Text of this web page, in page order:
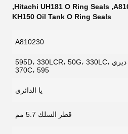
,
Hitachi UH181 O Ring Seals
,
KH150 Oil Tank O Ring Seals
A810230
أجزاء ديري 595D، 330LCR، 50G، 330LC،
370C، 595
يا الدائري
قطر السلك 5.7 مم